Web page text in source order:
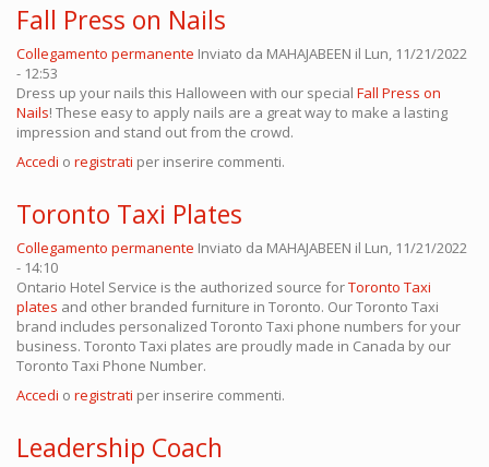
Fall Press on Nails
Collegamento permanente Inviato da MAHAJABEEN il Lun, 11/21/2022
- 12:53
Dress up your nails this Halloween with our special Fall Press on
Nails! These easy to apply nails are a great way to make a lasting
impression and stand out from the crowd.
Accedi o registrati per inserire commenti.
Toronto Taxi Plates
Collegamento permanente Inviato da MAHAJABEEN il Lun, 11/21/2022
- 14:10
Ontario Hotel Service is the authorized source forToronto Taxi
plates and other branded furniture in Toronto. Our Toronto Taxi
brand includes personalized Toronto Taxi phone numbers for your
business. Toronto Taxi plates are proudly made in Canada by our
Toronto Taxi Phone Number.
Accedi o registrati per inserire commenti.
Leadership Coach